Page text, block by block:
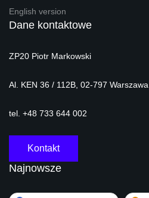
English version
Dane kontaktowe
ZP20 Piotr Markowski
Al. KEN 36 / 112B, 02-797 Warszawa
tel. +48 733 644 002
Kontakt
Najnowsze